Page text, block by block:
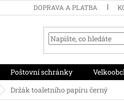
DOPRAVA A PLATBA
Poštovní schránky
Držák toaletního papíru černý